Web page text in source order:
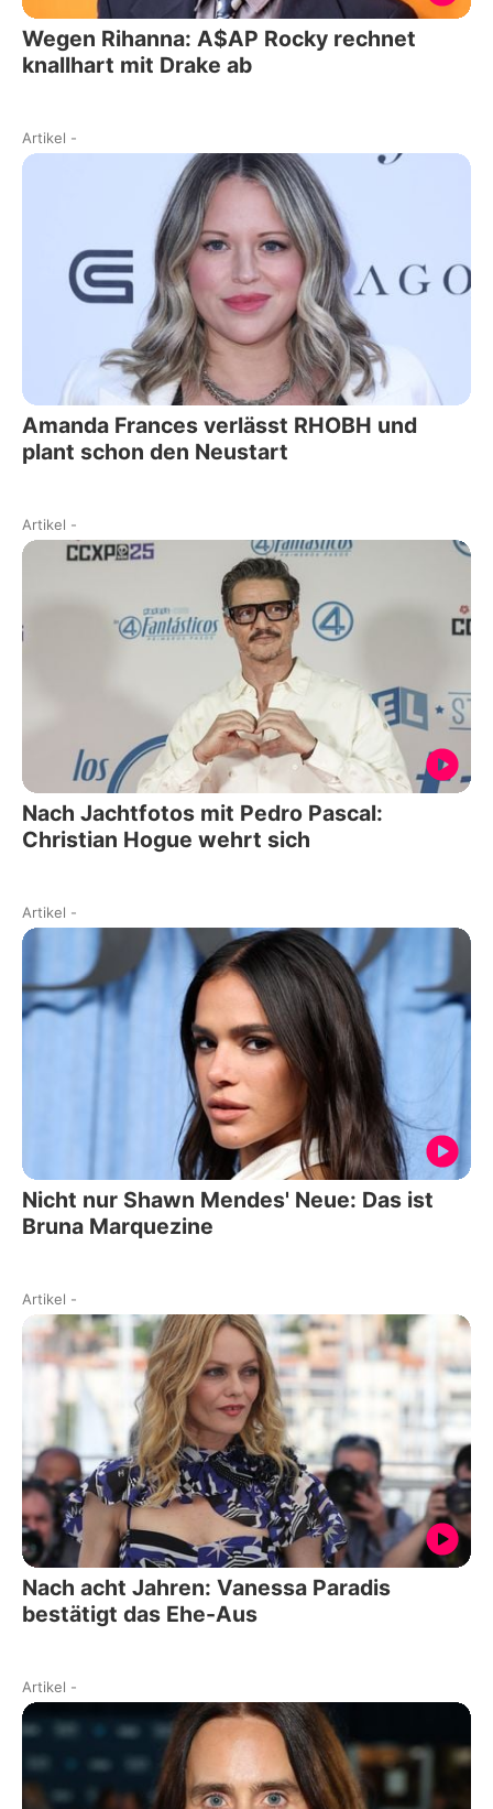
Wegen Rihanna: A$AP Rocky rechnet
knallhart mit Drake ab
Artikel -
Amanda Frances verlässt RHOBH und
plant schon den Neustart
Artikel -
Nach Jachtfotos mit Pedro Pascal:
Christian Hogue wehrt sich
Artikel -
Nicht nur Shawn Mendes' Neue: Das ist
Bruna Marquezine
Artikel -
Nach acht Jahren: Vanessa Paradis
bestätigt das Ehe-Aus
Artikel -